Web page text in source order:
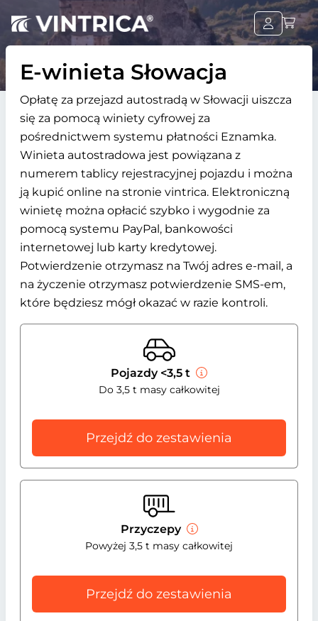
E-winieta Słowacja
Opłatę za przejazd autostradą w Słowacji uiszcza
się za pomocą winiety cyfrowej za
pośrednictwem systemu płatności Eznamka.
Winieta autostradowa jest powiązana z
numerem tablicy rejestracyjnej pojazdu i można
ją kupić online na stronie vintrica. Elektroniczną
winietę można opłacić szybko i wygodnie za
pomocą systemu PayPal, bankowości
internetowej lub karty kredytowej.
Potwierdzenie otrzymasz na Twój adres e-mail, a
na życzenie otrzymasz potwierdzenie SMS-em,
które będziesz mógł okazać w razie kontroli.
Pojazdy <3,5 t
Do 3,5 t masy całkowitej
Przejdź do zestawienia
Przyczepy
Powyżej 3,5 t masy całkowitej
Przejdź do zestawienia